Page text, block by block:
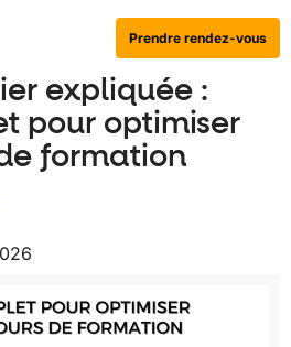
Prendre rendez-vous
expliquée :
pour optimiser
formation